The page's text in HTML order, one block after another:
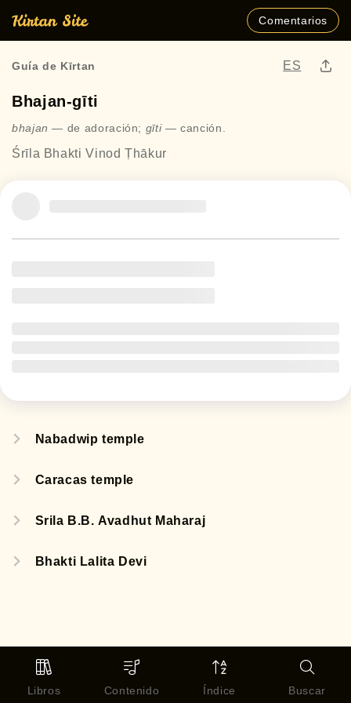
Comentarios
Guía de Kīrtan ES
Bhajan-gīti
bhajan — de adoración; gīti— canción.
Śrīla Bhakti Vinod Ṭhākur
Nabadwip temple
Caracas temple
Srila B.B. Avadhut Maharaj
Bhakti Lalita Devi
Libros Contenido Índice Buscar